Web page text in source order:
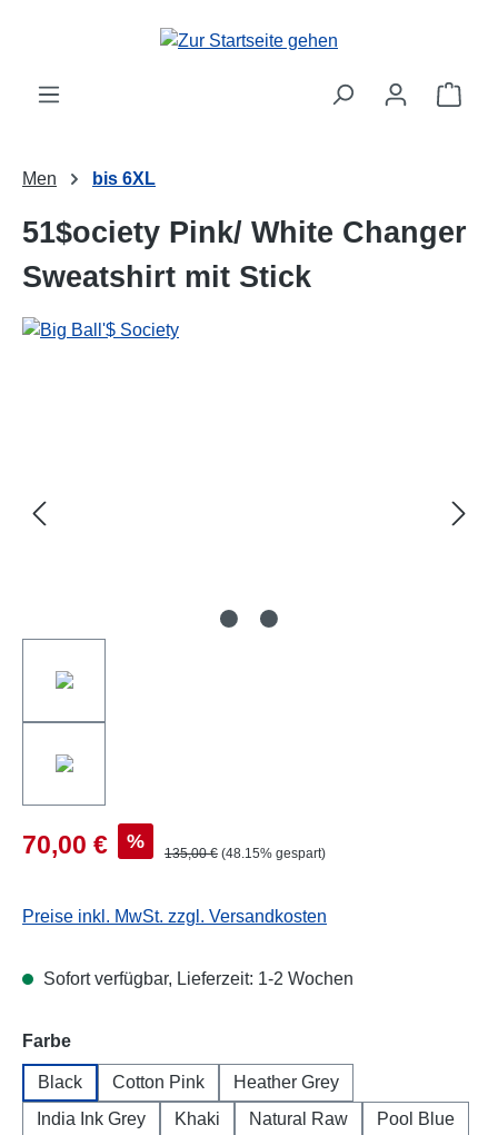
Men bis 6XL
51$ociety Pink/ White Changer
Sweatshirt mit Stick
70,00 € %
135,00 € (48.15% gespart)
Preise inkl. MwSt. zzgl. Versandkosten
Sofort verfügbar, Lieferzeit: 1-2 Wochen
Farbeauswählen
Black Cotton Pink
Heather Grey
India Ink Grey
Khaki Natural Raw
Pool Blue